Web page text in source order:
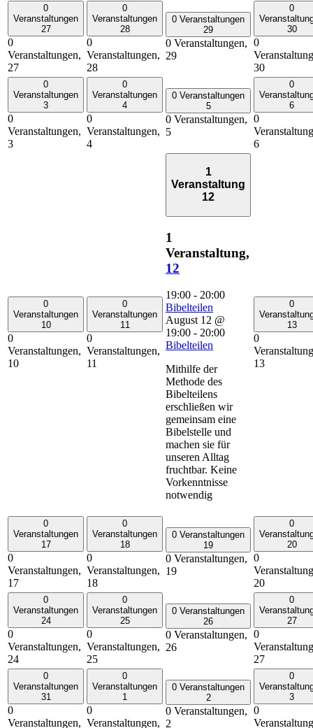
0
Veranstaltungen
27
0
Veranstaltungen,
27
0
Veranstaltungen
28
0
Veranstaltungen,
28
0 Veranstaltungen
29
0 Veranstaltungen,
29
0
30
0
30
0
Veranstaltungen
3
0
Veranstaltungen,
3
0
Veranstaltungen
4
0
Veranstaltungen,
4
0 Veranstaltungen
5
0 Veranstaltungen,
5
0
6
0
6
0
Veranstaltungen
10
0
Veranstaltungen,
10
0
Veranstaltungen
11
0
Veranstaltungen,
11
1
Veranstaltung
12
1
Veranstaltung,
12
19:00 - 20:00
Bibelteilen
August 12 @
19:00 - 20:00
Bibelteilen
Mithilfe der
Methode des
Bibelteilens
erschließen wir
gemeinsam eine
Bibelstelle und
machen sie für
unseren Alltag
fruchtbar. Keine
Vorkenntnisse
notwendig
0
13
0
13
0
Veranstaltungen
17
0
Veranstaltungen,
17
0
Veranstaltungen
18
0
Veranstaltungen,
18
0 Veranstaltungen
19
0 Veranstaltungen,
19
0
20
0
20
0
Veranstaltungen
24
0
Veranstaltungen,
24
0
Veranstaltungen
25
0
Veranstaltungen,
25
0 Veranstaltungen
26
0 Veranstaltungen,
26
0
27
0
27
0
Veranstaltungen
31
0
Veranstaltungen,
0
Veranstaltungen
1
0
Veranstaltungen,
0 Veranstaltungen
2
0 Veranstaltungen,
2
0
3
0